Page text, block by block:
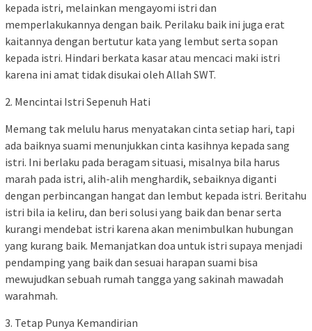
kepada istri, melainkan mengayomi istri dan
memperlakukannya dengan baik. Perilaku baik ini juga erat
kaitannya dengan bertutur kata yang lembut serta sopan
kepada istri. Hindari berkata kasar atau mencaci maki istri
karena ini amat tidak disukai oleh Allah SWT.
2. Mencintai Istri Sepenuh Hati
Memang tak melulu harus menyatakan cinta setiap hari, tapi
ada baiknya suami menunjukkan cinta kasihnya kepada sang
istri. Ini berlaku pada beragam situasi, misalnya bila harus
marah pada istri, alih-alih menghardik, sebaiknya diganti
dengan perbincangan hangat dan lembut kepada istri. Beritahu
istri bila ia keliru, dan beri solusi yang baik dan benar serta
kurangi mendebat istri karena akan menimbulkan hubungan
yang kurang baik. Memanjatkan doa untuk istri supaya menjadi
pendamping yang baik dan sesuai harapan suami bisa
mewujudkan sebuah rumah tangga yang sakinah mawadah
warahmah.
3. Tetap Punya Kemandirian